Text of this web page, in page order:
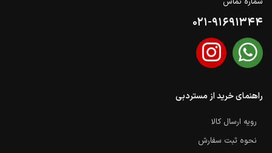
021-91691344
راهنمای خرید از مستردبی
رویه ارسال کالا
نحوه ثبت سفارش